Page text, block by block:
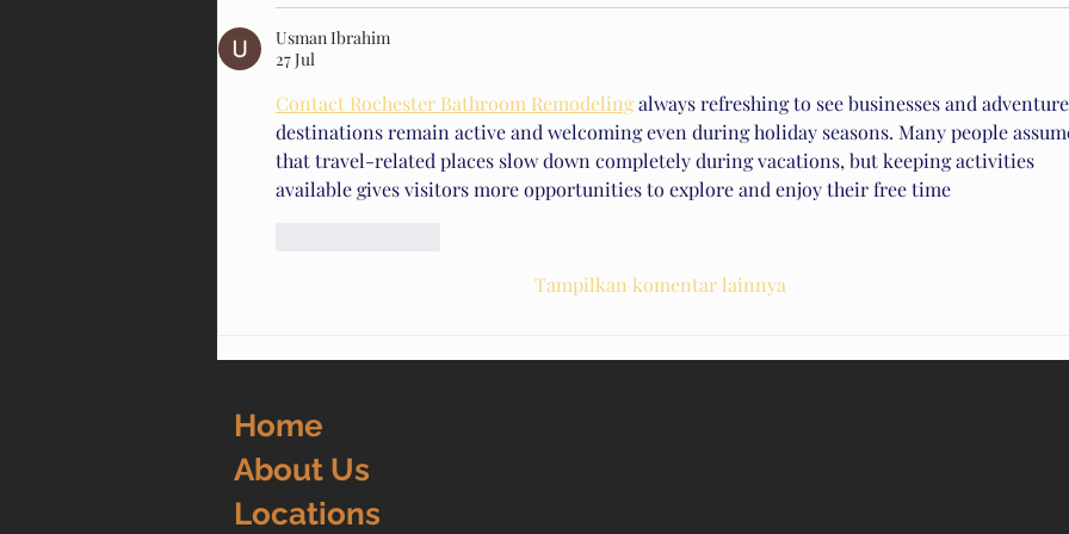
Usman Ibrahim
27 Jul
Contact Rochester Bathroom Remodeling always refreshing to see businesses and
destinations remain active and welcoming even during holiday seasons. Many people
that travel-related places slow down completely during vacations, but keeping activities
available gives visitors more opportunities to explore and enjoy their free time
Tampilkan komentar lainnya
Home
About Us
Locations